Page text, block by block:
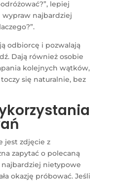
lepiej
wypraw najbardziej
odbiorcę i pozwalają
Dają również osobie
kolejnych wątków,
się naturalnie, bez
jest zdjęcie z
zapytać o polecaną
nietypowe
okazję próbować. Jeśli